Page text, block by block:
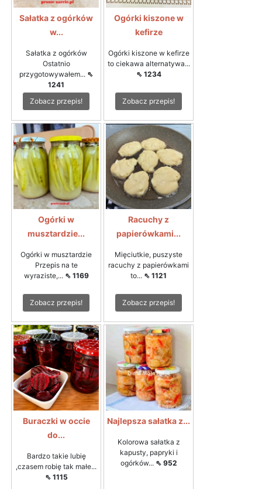
Sałatka z ogórków
w...
Sałatka z ogórków
Ostatnio
przygotowywałem... ⇖
1241
Zobacz przepis!
Ogórki kiszone w
kefirze
Ogórki kiszone w kefirze
to ciekawa alternatywa...
⇖ 1234
Zobacz przepis!
Ogórki w
musztardzie...
Ogórki w musztardzie
Przepis na te
wyraziste,... ⇖ 1169
Zobacz przepis!
Racuchy z
papierówkami...
Mięciutkie, puszyste
racuchy z papierówkami
to... ⇖ 1121
Zobacz przepis!
Buraczki w occie
do...
Bardzo takie lubię
,czasem robię tak małe...
⇖ 1115
Najlepsza sałatka z...
Kolorowa sałatka z
kapusty, papryki i
ogórków... ⇖ 952